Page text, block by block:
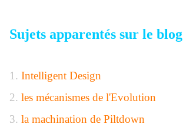
Sujets apparentés sur le blog
1. Intelligent Design
2. les mécanismes de l'Evolution
3. la machination de Piltdown